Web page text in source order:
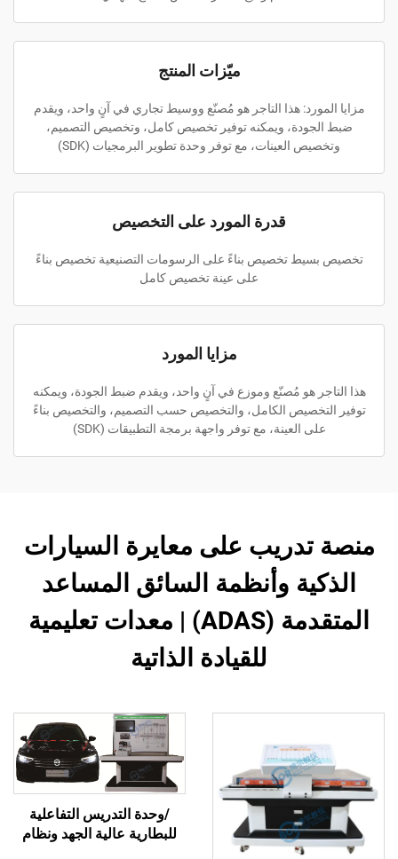
ميّزات المنتج
مزايا المورد: هذا التاجر هو مُصنّع ووسيط تجاري في آنٍ واحد، ويقدم
ضبط الجودة، ويمكنه توفير تخصيص كامل، وتخصيص التصميم،
وتخصيص العينات، مع توفر وحدة تطوير البرمجيات (SDK)
قدرة المورد على التخصيص
تخصيص بسيط تخصيص بناءً على الرسومات التصنيعية تخصيص بناءً
على عينة تخصيص كامل
مزايا المورد
هذا التاجر هو مُصنّع وموزع في آنٍ واحد، ويقدم ضبط الجودة، ويمكنه
توفير التخصيص الكامل، والتخصيص حسب التصميم، والتخصيص بناءً
على العينة، مع توفر واجهة برمجة التطبيقات (SDK)
منصة تدريب على معايرة السيارات
الذكية وأنظمة السائق المساعد
المتقدمة (ADAS) | معدات تعليمية
للقيادة الذاتية
/وحدة التدريس التفاعلية
للبطارية عالية الجهد ونظام